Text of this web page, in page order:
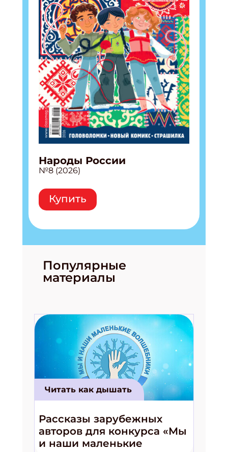
Народы России
№8 (2026)
Купить
Популярные
материалы
Читать как дышать
Рассказы зарубежных
авторов для конкурса «Мы
и наши маленькие
Подпишись на рассылку
Получи электронный "Классный журнал" в
Укажите имя
Укажите Ваш Email